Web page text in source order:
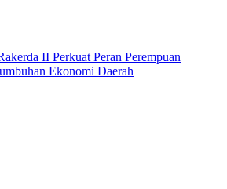
II Perkuat Peran Perempuan
Ekonomi Daerah